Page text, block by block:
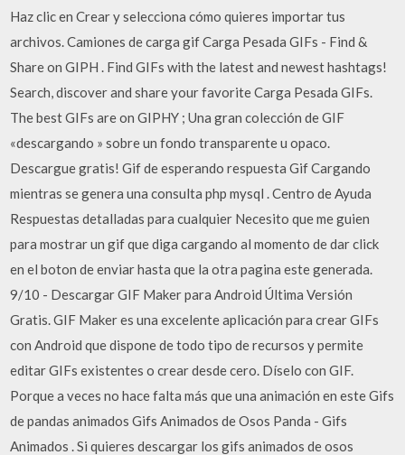
Haz clic en Crear y selecciona cómo quieres importar tus
archivos. Camiones de carga gif Carga Pesada GIFs - Find &
Share on GIPH . Find GIFs with the latest and newest hashtags!
Search, discover and share your favorite Carga Pesada GIFs.
The best GIFs are on GIPHY ; Una gran colección de GIF
«descargando » sobre un fondo transparente u opaco.
Descargue gratis! Gif de esperando respuesta Gif Cargando
mientras se genera una consulta php mysql . Centro de Ayuda
Respuestas detalladas para cualquier Necesito que me guien
para mostrar un gif que diga cargando al momento de dar click
en el boton de enviar hasta que la otra pagina este generada.
9/10 - Descargar GIF Maker para Android Última Versión
Gratis. GIF Maker es una excelente aplicación para crear GIFs
con Android que dispone de todo tipo de recursos y permite
editar GIFs existentes o crear desde cero. Díselo con GIF.
Porque a veces no hace falta más que una animación en este Gifs
de pandas animados Gifs Animados de Osos Panda - Gifs
Animados . Si quieres descargar los gifs animados de osos